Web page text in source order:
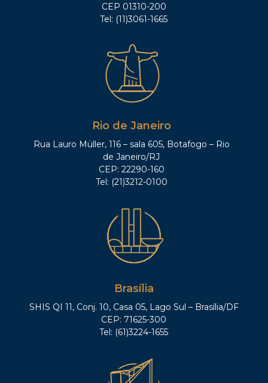
CEP 01310-200
Tel: (11)3061-1665
Rio de Janeiro
Rua Lauro Müller, 116 – sala 605, Botafogo – Rio
de Janeiro/RJ
CEP: 22290-160
Tel: (21)3212-0100
Brasília
SHIS QI 11, Conj. 10, Casa 05, Lago Sul – Brasília/DF
CEP: 71625-300
Tel: (61)3224-1655